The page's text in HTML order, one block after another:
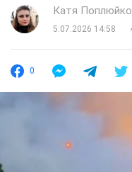
Катя Поплюйко
5.07.2026 14:58
0